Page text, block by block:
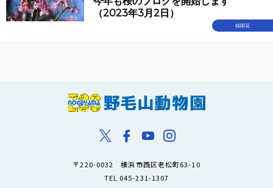
桜開花
（2023年3月2日）
〒220-0032 横浜市西区老松町63-10
TEL 045-231-1307